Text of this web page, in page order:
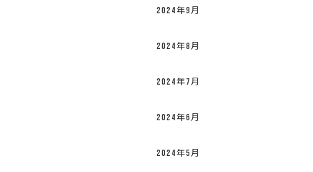
2024年9月
2024年8月
2024年7月
2024年6月
2024年5月